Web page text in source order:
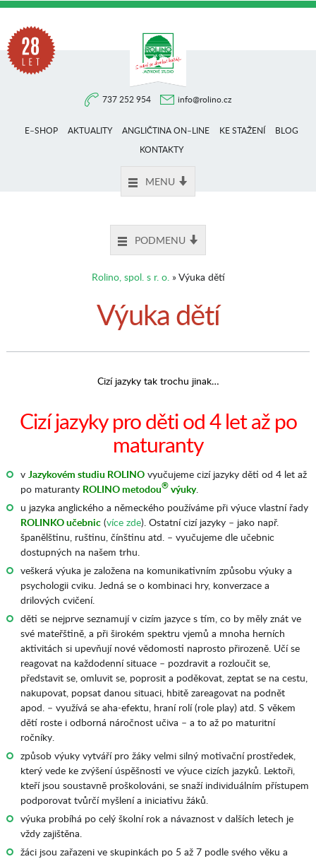
737 252 954 info@rolino.cz
E–SHOP AKTUALITY ANGLIČTINA ON–LINE KE STAŽENÍ
BLOG
KONTAKTY
MENU
PODMENU
Rolino, spol. s r. o.» Výuka dětí
Výuka dětí
Cizí jazyky tak trochu jinak…
Cizí jazyky pro děti od 4 let až po
maturanty
v Jazykovém studiu ROLINO vyučujeme cizí jazyky děti od 4 let až
po maturanty ROLINO metodou®výuky.
u jazyka anglického a německého používáme při výuce vlastní řady
ROLINKO učebnic (více zde). Ostatní cizí jazyky – jako např.
španělštinu, ruštinu, čínštinu atd. – vyučujeme dle učebnic
dostupných na našem trhu.
veškerá výuka je založena na komunikativním způsobu výuky a
psychologii cviku. Jedná se o kombinaci hry, konverzace a
drilových cvičení.
děti se nejprve seznamují v cizím jazyce s tím, co by měly znát ve
své mateřštině, a při širokém spektru vjemů a mnoha herních
aktivitách si upevňují nové vědomosti naprosto přirozeně. Učí se
reagovat na každodenní situace – pozdravit a rozloučit se,
představit se, omluvit se, poprosit a poděkovat, zeptat se na cestu,
nakupovat, popsat danou situaci, hbitě zareagovat na podnět
apod. – využívá se aha-efektu, hraní rolí (role play) atd. S věkem
dětí roste i odborná náročnost učiva – a to až po maturitní
ročníky.
způsob výuky vytváří pro žáky velmi silný motivační prostředek,
který vede ke zvýšení úspěšnosti ve výuce cizích jazyků. Lektoři,
kteří jsou soustavně proškolováni, se snaží individuálním přístupem
podporovat tvůrčí myšlení a iniciativu žáků.
výuka probíhá po celý školní rok a návaznost v dalších letech je
vždy zajištěna.
žáci jsou zařazeni ve skupinkách po 5 až 7 podle svého věku a